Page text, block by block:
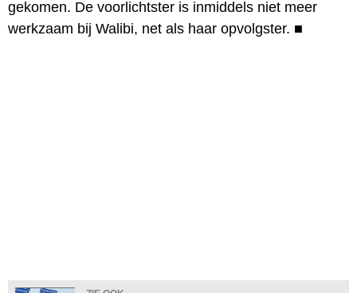
gekomen. De voorlichtster is inmiddels niet meer
werkzaam bij Walibi, net als haar opvolgster. ■